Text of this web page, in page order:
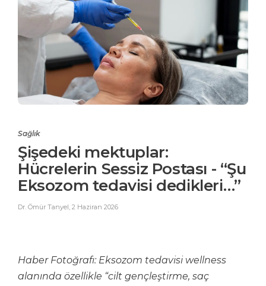
Sağlık
Şişedeki mektuplar:
Hücrelerin Sessiz Postası - “Şu
Eksozom tedavisi dedikleri…”
Dr. Ömür Tanyel, 2 Haziran 2026
Haber Fotoğrafı: Eksozom tedavisi wellness
alanında özellikle “cilt gençleştirme, saç